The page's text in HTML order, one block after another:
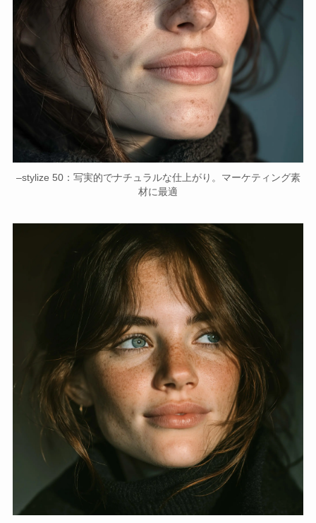
–stylize 50：写実的でナチュラルな仕上がり。マーケティング素
材に最適